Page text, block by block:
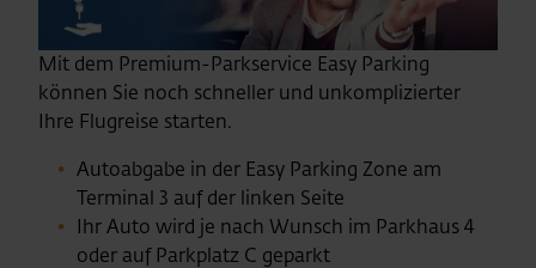
Mit dem Premium-Parkservice Easy Parking
können Sie noch schneller und unkomplizierter
Ihre Flugreise starten.
Autoabgabe in der Easy Parking Zone am
Terminal 3 auf der linken Seite
Ihr Auto wird je nach Wunsch im Parkhaus 4
oder auf Parkplatz C geparkt